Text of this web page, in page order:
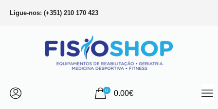
Ligue-nos: (+351) 210 170 423
0 0.00€